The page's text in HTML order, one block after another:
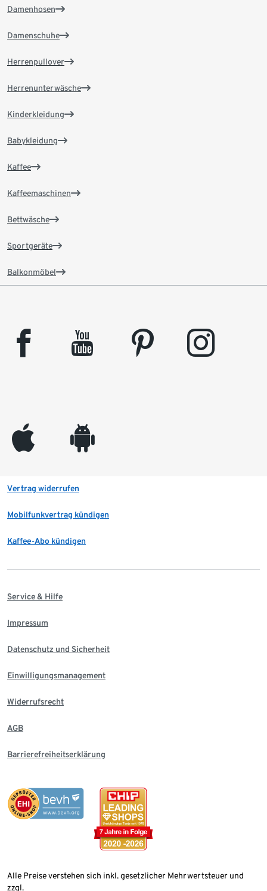
Damenhosen
Damenschuhe
Herrenpullover
Herrenunterwäsche
Kinderkleidung
Babykleidung
Kaffee
Kaffeemaschinen
Bettwäsche
Sportgeräte
Balkonmöbel
facebook youtube pinterest instagram
appleinc android
Vertrag widerrufen
Mobilfunkvertrag kündigen
Kaffee-Abo kündigen
Service & Hilfe
Impressum
Datenschutz und Sicherheit
Einwilligungsmanagement
Widerrufsrecht
AGB
Barrierefreiheitserklärung
Alle Preise verstehen sich inkl. gesetzlicher Mehrwertsteuer und
zzgl.